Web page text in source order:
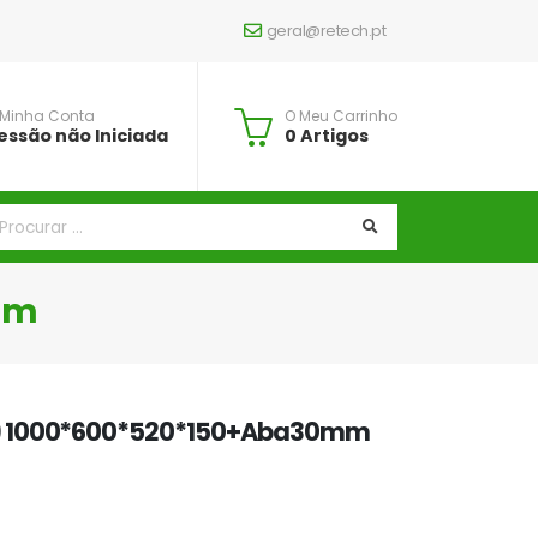
geral@retech.pt
Conta
não Iniciada
O Meu Carrinho
0 Artigos
1000*600*520*150+Aba30mm